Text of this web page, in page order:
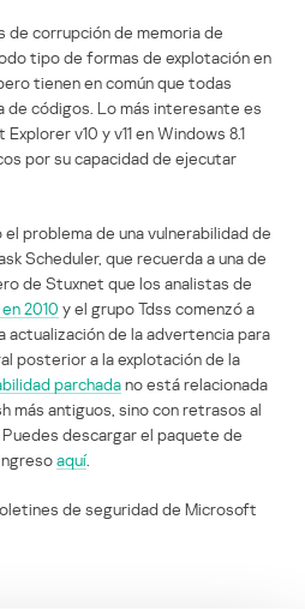
de corrupción de memoria de
tipo de formas de explotación en
tienen en común que todas
códigos. Lo más interesante es
v10 y v11 en Windows 8.1
por su capacidad de ejecutar
problema de una vulnerabilidad de
Scheduler, que recuerda a una de
de Stuxnet que los analistas de
2010 y el grupo Tdss comenzó a
actualización de la advertencia para
posterior a la explotación de la
parchadano está relacionada
más antiguos, sino con retrasos al
descargar el paquete de
aquí.
de seguridad de Microsoft